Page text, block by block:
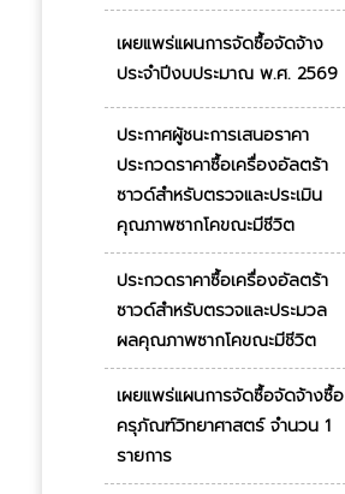
เผยแพร่แผนการจัดซื้อจัดจ้าง
ประจำปีงบประมาณ พ.ศ. 2569
ประกาศผู้ชนะการเสนอราคา
ประกวดราคาซื้อเครื่องอัลตร้า
ซาวด์สำหรับตรวจและประเมิน
คุณภาพซากโคขณะมีชีวิต
ประกวดราคาซื้อเครื่องอัลตร้า
ซาวด์สำหรับตรวจและประมวล
ผลคุณภาพซากโคขณะมีชีวิต
เผยแพร่แผนการจัดซื้อจัดจ้างซื้อ
ครุภัณฑ์วิทยาศาสตร์ จำนวน 1
รายการ